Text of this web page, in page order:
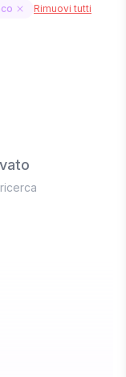
Rimuovi tutti